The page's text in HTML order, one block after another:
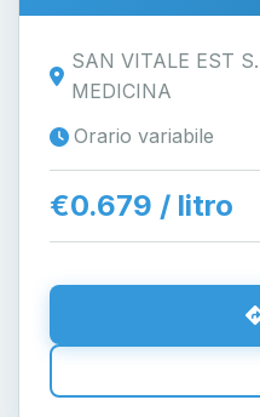
SAN VITALE EST
MEDICINA
Orario variabile
€0.679 / litro